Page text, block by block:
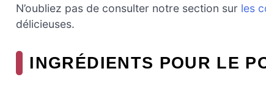
N’oubliez pas de consulter notre section sur les
délicieuses.
INGRÉDIENTS POUR LE